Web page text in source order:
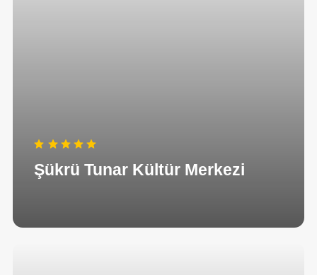
Şükrü Tunar Kültür Merkezi